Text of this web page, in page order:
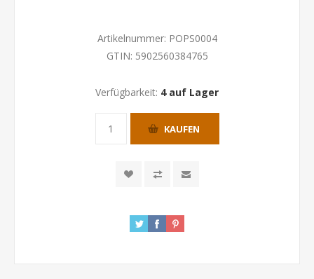
Artikelnummer: POPS0004
GTIN: 5902560384765
Verfügbarkeit: 4 auf Lager
KAUFEN